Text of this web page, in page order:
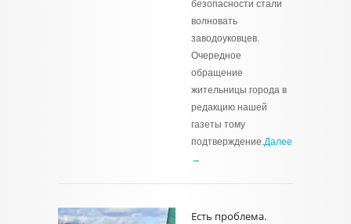
безопасности стали
волновать
заводоуковцев.
Очередное
обращение
жительницы города в
редакцию нашей
газеты тому
подтверждение.Далее
→
Есть проблема.